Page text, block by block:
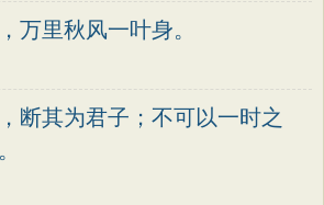
万里秋风一叶身。
断其为君子；不可以一时之